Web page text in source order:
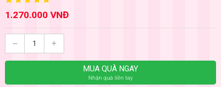
1.270.000 VNĐ
MUA QUÀ NGAY
Nhận quà liền tay